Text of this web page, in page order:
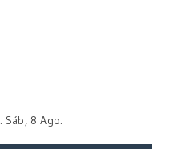
: Sáb, 8 Ago.